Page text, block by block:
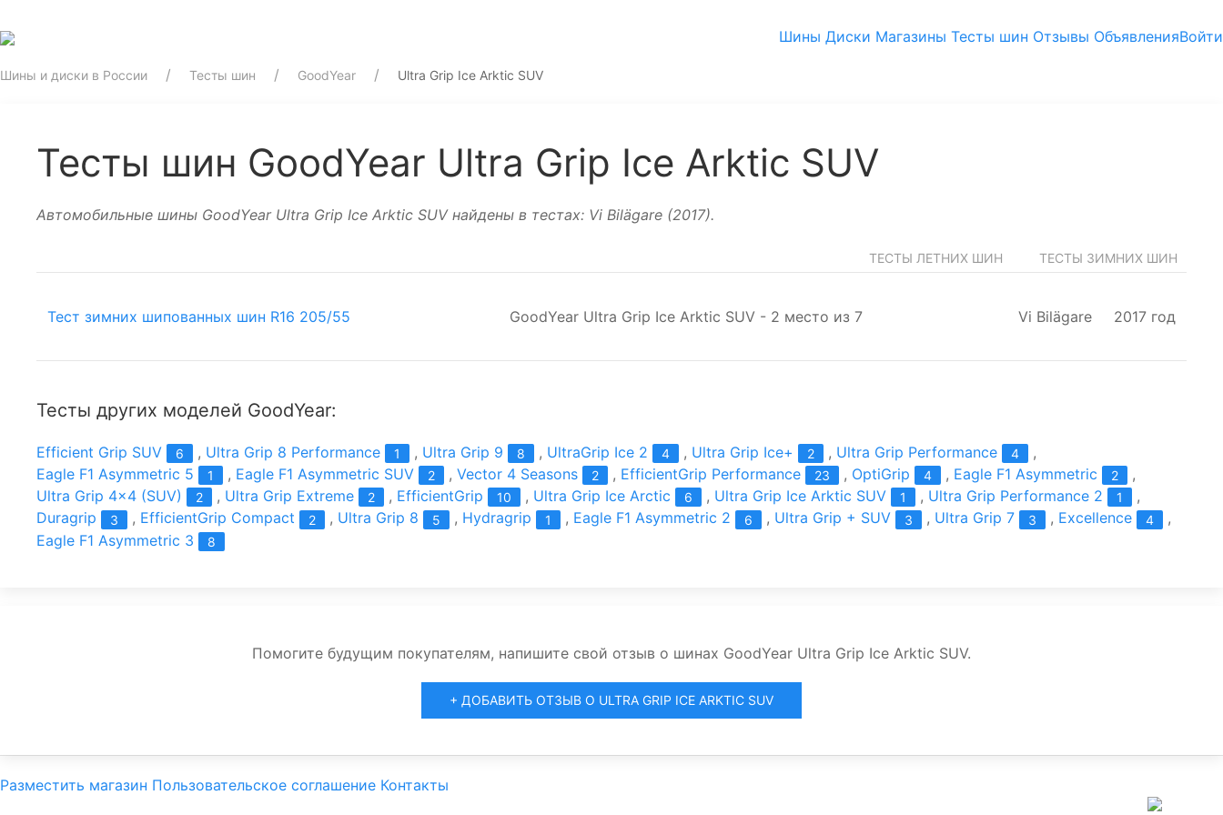
Шины Диски Магазины Тесты шин Отзывы ОбъявленияВойти
Шины и диски в России Тесты шин GoodYear Ultra Grip Ice Arktic SUV
Тесты шин GoodYear Ultra Grip Ice Arktic SUV
Автомобильные шины GoodYear Ultra Grip Ice Arktic SUV найдены в тестах: Vi Bilägare (2017).
ТЕСТЫ ЛЕТНИХ ШИН ТЕСТЫ ЗИМНИХ ШИН
Тест зимних шипованных шин R16 205/55 GoodYear Ultra Grip Ice Arktic SUV - 2 место из 7 Vi Bilägare 2017 год
Тесты других моделей GoodYear:
Efficient Grip SUV 6 , Ultra Grip 8 Performance 1 , Ultra Grip 9 8 , UltraGrip Ice 2 4 , Ultra Grip Ice+ 2 , Ultra Grip Performance 4
,
Eagle F1 Asymmetric 5
1 , Eagle F1 Asymmetric SUV 2 , Vector 4 Seasons 2 , EfficientGrip Performance 23 , OptiGrip 4 , Eagle F1 Asymmetric 2
,
Ultra Grip 4x4 (SUV)
2 , Ultra Grip Extreme 2 , EfficientGrip 10 , Ultra Grip Ice Arctic 6 , Ultra Grip Ice Arktic SUV 1 , Ultra Grip Performance 2 1
,
Duragrip
3 , EfficientGrip Compact 2 , Ultra Grip 8 5 , Hydragrip 1 , Eagle F1 Asymmetric 2 6 , Ultra Grip + SUV 3 , Ultra Grip 7 3 , Excellence 4
,
Eagle F1 Asymmetric 3
8
Помогите будущим покупателям, напишите свой отзыв о шинах GoodYear Ultra Grip Ice Arktic SUV.
+ ДОБАВИТЬ ОТЗЫВ О ULTRA GRIP ICE ARKTIC SUV
Разместить магазин Пользовательское соглашение Контакты